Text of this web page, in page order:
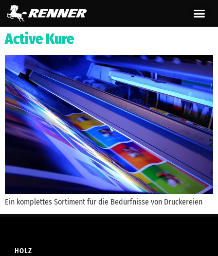
springen
Active Kure
Ein komplettes Sortiment für die Bedürfnisse von Druckereien
HOLZ